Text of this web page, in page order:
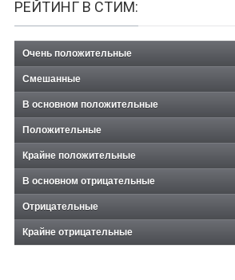
РЕЙТИНГ В СТИМ:
Очень положительные
Смешанные
В основном положительные
Положительные
Крайне положительные
В основном отрицательные
Отрицательные
Крайне отрицательные